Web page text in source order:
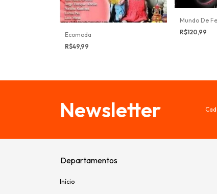
Ecomoda
R$49,99
Mundo De
R$120,99
Newsletter
Departamentos
Início